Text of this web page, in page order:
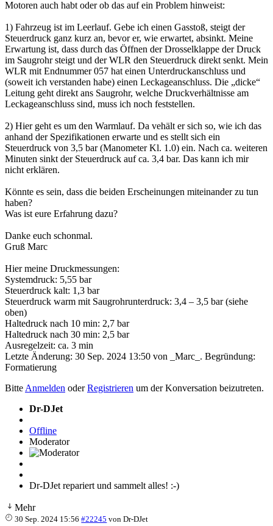
Motoren auch habt oder ob das auf ein Problem hinweist:
1) Fahrzeug ist im Leerlauf. Gebe ich einen Gasstoß, steigt der
Steuerdruck ganz kurz an, bevor er, wie erwartet, absinkt. Meine
Erwartung ist, dass durch das Öffnen der Drosselklappe der Druck
im Saugrohr steigt und der WLR den Steuerdruck direkt senkt. Mein
WLR mit Endnummer 057 hat einen Unterdruckanschluss und
(soweit ich verstanden habe) einen Leckageanschluss. Die „dicke“
Leitung geht direkt ans Saugrohr, welche Druckverhältnisse am
Leckageanschluss sind, muss ich noch feststellen.
2) Hier geht es um den Warmlauf. Da vehält er sich so, wie ich das
anhand der Spezifikationen erwarte und es stellt sich ein
Steuerdruck von 3,5 bar (Manometer Kl. 1.0) ein. Nach ca. weiteren
Minuten sinkt der Steuerdruck auf ca. 3,4 bar. Das kann ich mir
nicht erklären.
Könnte es sein, dass die beiden Erscheinungen miteinander zu tun
haben?
Was ist eure Erfahrung dazu?
Danke euch schonmal.
Gruß Marc
Hier meine Druckmessungen:
Systemdruck: 5,55 bar
Steuerdruck kalt: 1,3 bar
Steuerdruck warm mit Saugrohrunterdruck: 3,4 – 3,5 bar (siehe
oben)
Haltedruck nach 10 min: 2,7 bar
Haltedruck nach 30 min: 2,5 bar
Ausregelzeit: ca. 3 min
Letzte Änderung: 30 Sep. 2024 13:50 von
_Marc_ . Begründung:
Formatierung
Bitte Anmelden oderRegistrieren um der Konversation beizutreten.
Dr-DJet
Offline
Moderator
Dr-DJet repariert und sammelt alles! :-)
Mehr
30 Sep. 2024 15:56 #22245 vonDr-DJet